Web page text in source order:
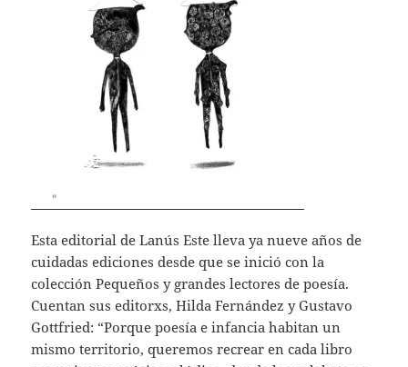
Esta editorial de Lanús Este lleva ya nueve años de
cuidadas ediciones desde que se inició con la
colección Pequeños y grandes lectores de poesía.
Cuentan sus editorxs, Hilda Fernández y Gustavo
Gottfried: “Porque poesía e infancia habitan un
mismo territorio, queremos recrear en cada libro